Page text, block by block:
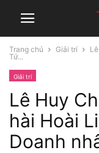
Trang chủ Giải trí
Tứ...
Giải trí
Lê Huy
hài Hoài
Doanh